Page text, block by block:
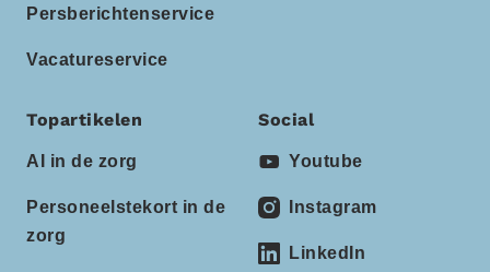
Persberichtenservice
Vacatureservice
Topartikelen
AI in de zorg
Personeelstekort in de
zorg
Social
Youtube
Instagram
LinkedIn